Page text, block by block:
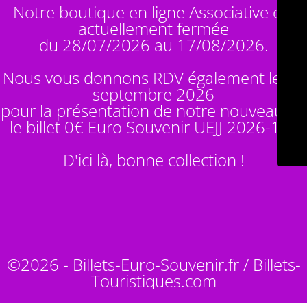
Notre boutique en ligne Associative est
actuellement fermée
du 28/07/2026 au 17/08/2026.
Nous vous donnons RDV également le 14
septembre 2026
pour la présentation de notre nouveauté :
le billet 0€ Euro Souvenir UEJJ 2026-10
D'ici là, bonne collection !
©2026 - Billets-Euro-Souvenir.fr / Billets-
Touristiques.com